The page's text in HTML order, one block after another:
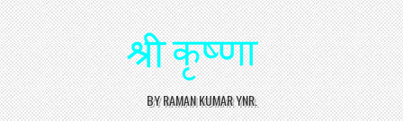
BY RAMAN KUMAR YNR.